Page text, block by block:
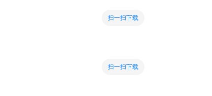
扫一扫下载
扫一扫下载